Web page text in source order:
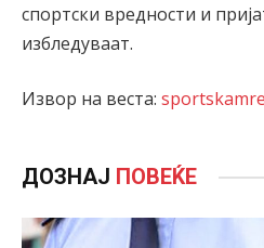
спортски вредности и
избледуваат.
Извор на веста:
ДОЗНАЈ ПОВЕЌЕ